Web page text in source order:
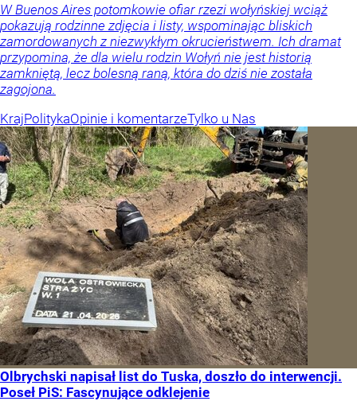
W Buenos Aires potomkowie ofiar rzezi wołyńskiej wciąż
pokazują rodzinne zdjęcia i listy, wspominając bliskich
zamordowanych z niezwykłym okrucieństwem. Ich dramat
przypomina, że dla wielu rodzin Wołyń nie jest historią
zamkniętą, lecz bolesną raną, która do dziś nie została
zagojona.
KrajPolitykaOpinie i komentarzeTylko u Nas
Olbrychski napisał list do Tuska, doszło do interwencji.
Poseł PiS: Fascynujące odklejenie